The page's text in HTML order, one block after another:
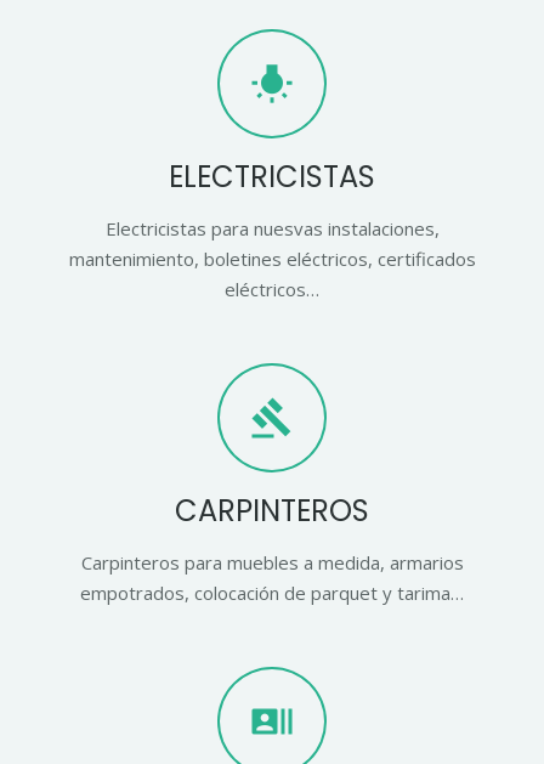
wb_incandescent
ELECTRICISTAS
Electricistas para nuesvas instalaciones,
mantenimiento, boletines eléctricos, certificados
eléctricos…
gavel
CARPINTEROS
Carpinteros para muebles a medida, armarios
empotrados, colocación de parquet y tarima…
recent_actors